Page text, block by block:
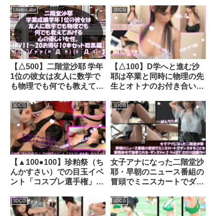
Labo
読＃第1週_その5:女子テニ
ス部の女王のスカート内を
盗撮したことがバレ
て・・。〜最後のコートと
永遠の約束〜｜d_736498
Libido-Labo
【△500】二階堂沙耶 学年
1位の彼女は友人に数学で
も物理でも何でも教えてあ
（PV11〜20:パンティのバ
リエーション10本セッ
ト！）｜d_784293
3DCG
【△100】D学へと進む沙
耶は卒業と同時に物理の先
生とオトナのお付き合いを
の温泉旅行で念願の初体験
☆＃02『ブラジャーの試
着』BV02｜d_410509│
Libido-Labo
3DCG
【▲100●100】珍粕祭（ち
んかすさい）での目玉イベ
ント「コスプレ選手権」の
スロリ戦士衣装でさらに犯
○れてしまうようす:＃03-
3DCG
女子アナになった二階堂沙
耶・早朝のニュース番組の
冒頭でミニスカートでダン
要される・ダンス
Ver.2:Vol.07『ただの話題
3DCG 3DCG